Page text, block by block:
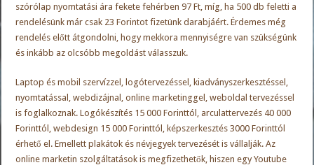
szórólap nyomtatási ára fekete fehérben 97 Ft, míg, ha 500 db feletti a
rendelésünk már csak 23 Forintot fizetünk darabjáért. Érdemes még
rendelés előtt átgondolni, hogy mekkora mennyiségre van szükségünk
és inkább az olcsóbb megoldást válasszuk.
Laptop és mobil szervízzel, logótervezéssel, kiadványszerkesztéssel,
nyomtatással, webdizájnal, online marketinggel, weboldal tervezéssel
is foglalkoznak. Logókészítés 15 000 Forinttól, arculattervezés 40 000
Forinttól, webdesign 15 000 Forinttól, képszerkesztés 3000 Forinttól
érhető el. Emellett plakátok és névjegyek tervezését is vállalják. Az
online marketin szolgáltatások is megfizethetők, hiszen egy Youtube